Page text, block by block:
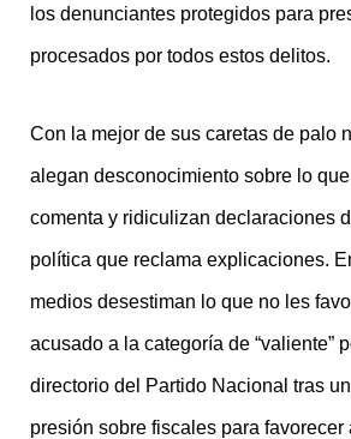
los denunciantes protegidos para
procesados por todos estos delitos.
Con la mejor de sus caretas de palo
alegan desconocimiento sobre lo
comenta y ridiculizan declaraciones
política que reclama explicaciones.
medios desestiman lo que no les
acusado a la categoría de “valiente”
directorio del Partido Nacional tras
presión sobre fiscales para favorecer